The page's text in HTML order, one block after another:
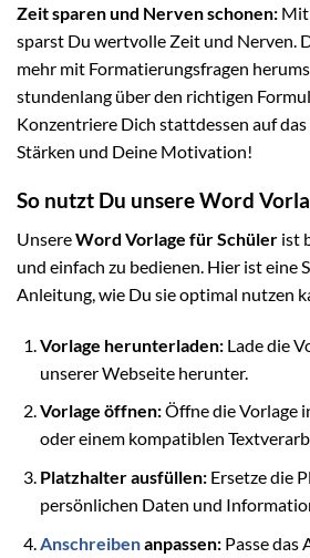
Zeit sparen und Nerven schonen: Mit
sparst Du wertvolle Zeit und Nerven.
mehr mit Formatierungsfragen
stundenlang über den richtigen
Konzentriere Dich stattdessen auf
Stärken und Deine Motivation!
So nutzt Du unsere Word
UnsereWord Vorlage für Schüler ist
und einfach zu bedienen. Hier ist
Anleitung, wie Du sie optimal nutzen
Vorlage herunterladen:Lade die
unserer Webseite herunter.
Vorlage öffnen:Öffne die Vorlage
oder einem kompatiblen
Platzhalter ausfüllen:Ersetze die
persönlichen Daten und
Anschreibenanpassen:Passe das